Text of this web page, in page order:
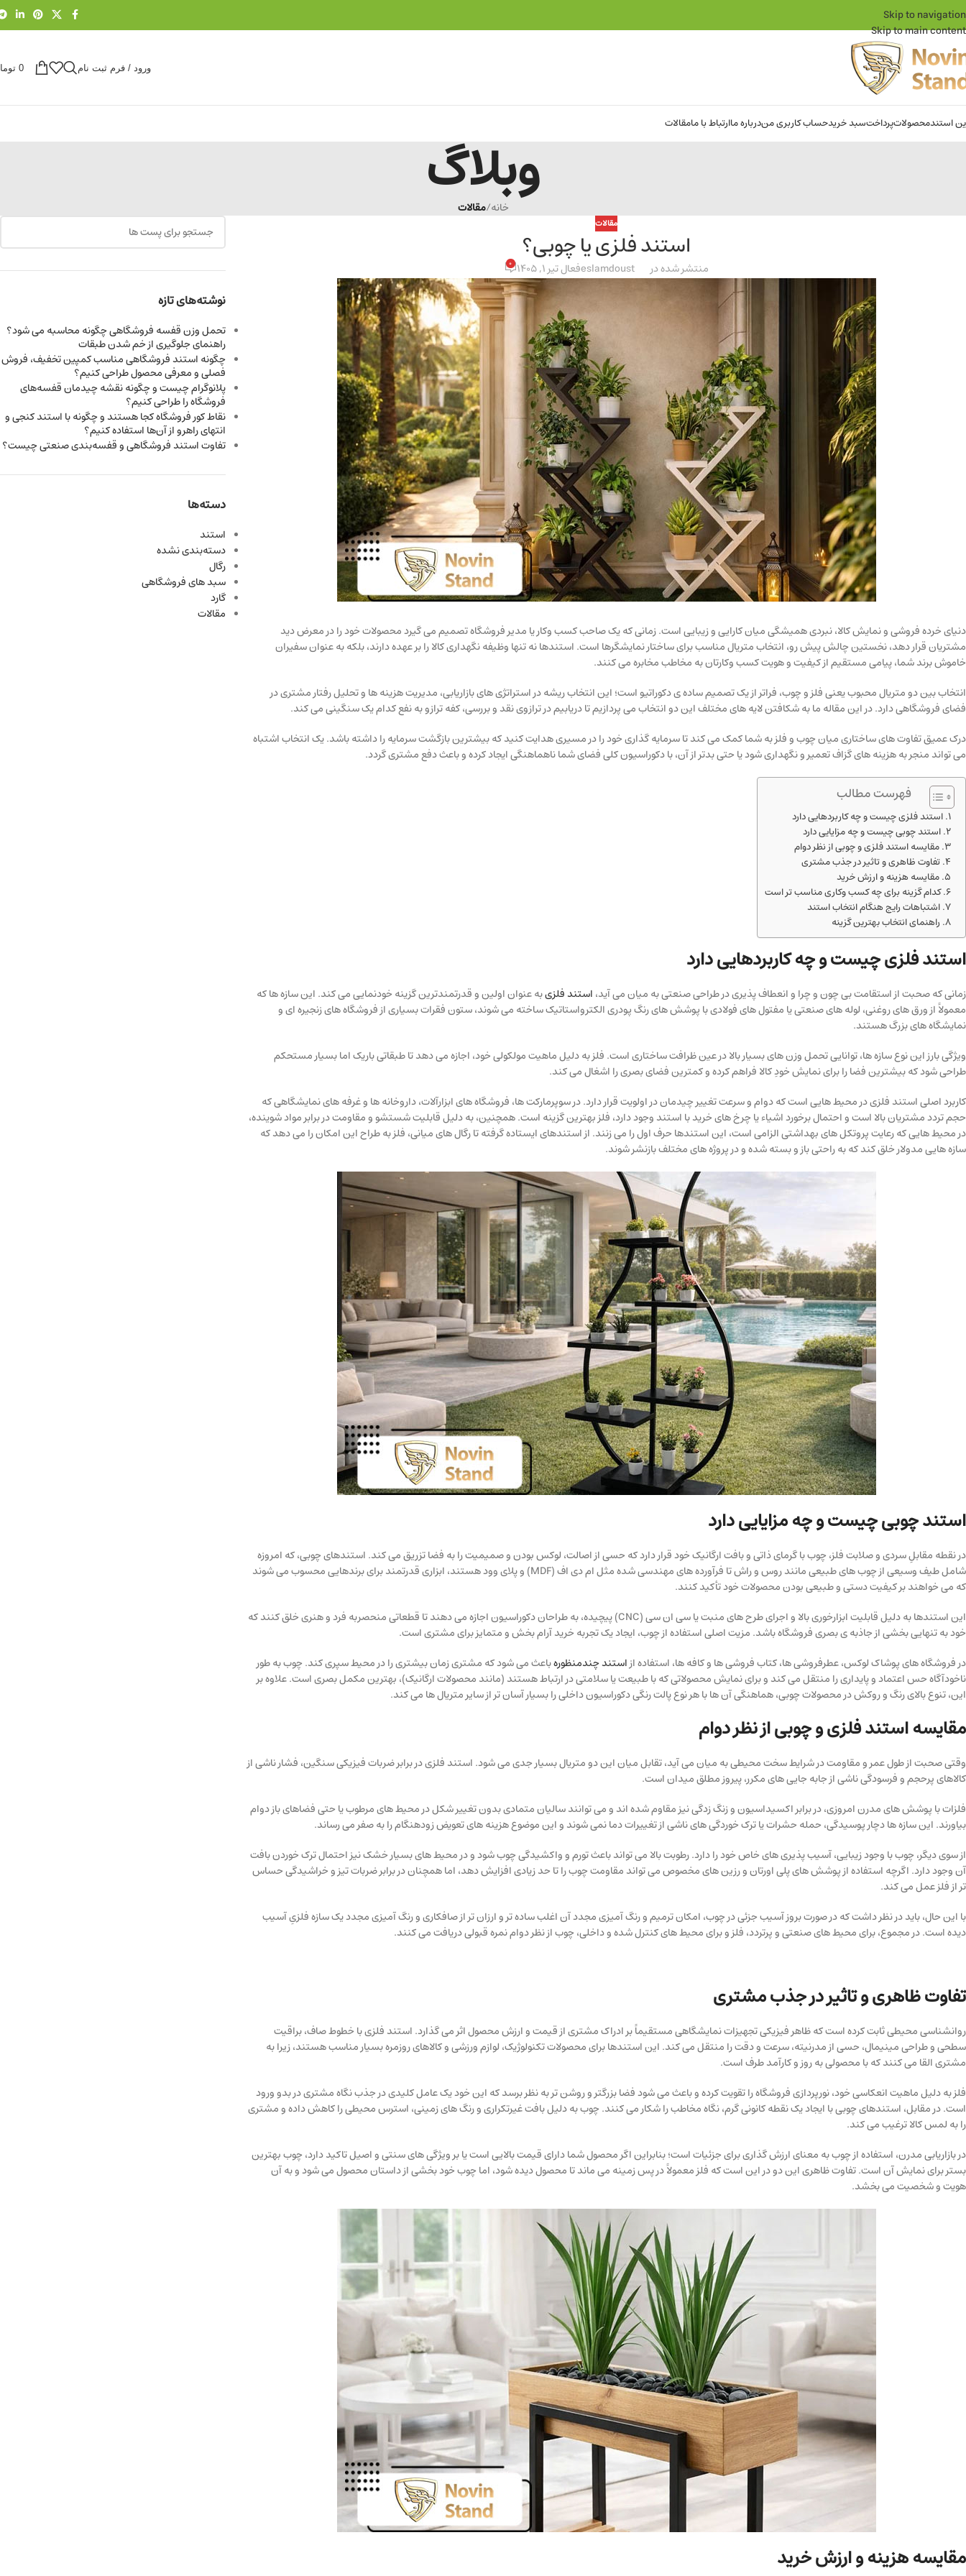
Skip to navigation
Skip to main content
ورود / فرم ثبت نام 0
استندمحصولاتپرداختسبد خریدحساب کاربری مندرباره ماارتباط با مامقالات
وبلاگ
خانه/مقالات
مقالات
استند فلزی یا چوبی؟
منتشر شده در eslamdoustفعال تیر 1, 1405 0
دنیای خرده فروشی و نمایش کالا، نبردی همیشگی میان کارایی و زیبایی است. زمانی که یک صاحب کسب وکار یا مدیر فروشگاه تصمیم می گیرد محصولات خود را در معرض دید
مشتریان قرار دهد، نخستین چالش پیش رو، انتخاب متریال مناسب برای ساختار نمایشگرها است. استندها نه تنها وظیفه نگهداری کالا را بر عهده دارند، بلکه به عنوان سفیران
خاموش برند شما، پیامی مستقیم از کیفیت و هویت کسب وکارتان به مخاطب مخابره می کنند.
انتخاب بین دو متریال محبوب یعنی فلز و چوب، فراتر از یک تصمیم ساده ی دکوراتیو است؛ این انتخاب ریشه در استراتژی های بازاریابی، مدیریت هزینه ها و تحلیل رفتار مشتری در
فضای فروشگاهی دارد. در این مقاله ما به شکافتن لایه های مختلف این دو انتخاب می پردازیم تا دریابیم در ترازوی نقد و بررسی، کفه ترازو به نفع کدام یک سنگینی می کند.
درک عمیق تفاوت های ساختاری میان چوب و فلز به شما کمک می کند تا سرمایه گذاری خود را در مسیری هدایت کنید که بیشترین بازگشت سرمایه را داشته باشد. یک انتخاب اشتباه
می تواند منجر به هزینه های گزاف تعمیر و نگهداری شود یا حتی بدتر از آن، با دکوراسیون کلی فضای شما ناهماهنگی ایجاد کرده و باعث دفع مشتری گردد.
فهرست مطالب
استند فلزی چیست و چه کاربردهایی دارد
استند چوبی چیست و چه مزایایی دارد
مقایسه استند فلزی و چوبی از نظر دوام
تفاوت ظاهری و تاثیر در جذب مشتری
مقایسه هزینه و ارزش خرید
کدام گزینه برای چه کسب وکاری مناسب تر است
اشتباهات رایج هنگام انتخاب استند
راهنمای انتخاب بهترین گزینه
استند فلزی چیست و چه کاربردهایی دارد
زمانی که صحبت از استقامت بی چون و چرا و انعطاف پذیری در طراحی صنعتی به میان می آید، استند فلزیبه عنوان اولین و قدرتمندترین گزینه خودنمایی می کند. این سازه ها که
معمولاً از ورق های روغنی، لوله های صنعتی یا مفتول های فولادی با پوشش های رنگ پودری الکترواستاتیک ساخته می شوند، ستون فقرات بسیاری از فروشگاه های زنجیره ای و
نمایشگاه های بزرگ هستند.
ویژگی بارز این نوع سازه ها، توانایی تحمل وزن های بسیار بالا در عین ظرافت ساختاری است. فلز به دلیل ماهیت مولکولی خود، اجازه می دهد تا طبقاتی باریک اما بسیار مستحکم
طراحی شود که بیشترین فضا را برای نمایش خودِ کالا فراهم کرده و کمترین فضای بصری را اشغال می کند.
کاربرد اصلی استند فلزی در محیط هایی است که دوام و سرعت تغییر چیدمان در اولویت قرار دارد. در سوپرمارکت ها، فروشگاه های ابزارآلات، داروخانه ها و غرفه های نمایشگاهی که
حجم تردد مشتریان بالا است و احتمال برخورد اشیاء یا چرخ های خرید با استند وجود دارد، فلز بهترین گزینه است. همچنین، به دلیل قابلیت شستشو و مقاومت در برابر مواد شوینده،
در محیط هایی که رعایت پروتکل های بهداشتی الزامی است، این استندها حرف اول را می زنند. از استندهای ایستاده گرفته تا رگال های میانی، فلز به طراح این امکان را می دهد که
سازه هایی مدولار خلق کند که به راحتی باز و بسته شده و در پروژه های مختلف بازنشر شوند.
استند چوبی چیست و چه مزایایی دارد
در نقطه مقابلِ سردی و صلابت فلز، چوب با گرمای ذاتی و بافت ارگانیک خود قرار دارد که حسی از اصالت، لوکس بودن و صمیمیت را به فضا تزریق می کند. استندهای چوبی، که امروزه
شامل طیف وسیعی از چوب های طبیعی مانند روس و راش تا فرآورده های مهندسی شده مثل ام دی اف (MDF) و پلای وود هستند، ابزاری قدرتمند برای برندهایی محسوب می شوند
که می خواهند بر کیفیت دستی و طبیعی بودن محصولات خود تأکید کنند.
این استندها به دلیل قابلیت ابزارخوری بالا و اجرای طرح های منبت یا سی ان سی (CNC) پیچیده، به طراحان دکوراسیون اجازه می دهند تا قطعاتی منحصربه فرد و هنری خلق کنند که
خود به تنهایی بخشی از جاذبه ی بصری فروشگاه باشد. مزیت اصلی استفاده از چوب، ایجاد یک تجربه خرید آرام بخش و متمایز برای مشتری است.
در فروشگاه های پوشاک لوکس، عطرفروشی ها، کتاب فروشی ها و کافه ها، استفاده ازاستند چندمنظورهباعث می شود که مشتری زمان بیشتری را در محیط سپری کند. چوب به طور
ناخودآگاه حس اعتماد و پایداری را منتقل می کند و برای نمایش محصولاتی که با طبیعت یا سلامتی در ارتباط هستند (مانند محصولات ارگانیک)، بهترین مکمل بصری است. علاوه بر
این، تنوع بالای رنگ و روکش در محصولات چوبی، هماهنگی آن ها با هر نوع پالت رنگی دکوراسیون داخلی را بسیار آسان تر از سایر متریال ها می کند.
مقایسه استند فلزی و چوبی از نظر دوام
وقتی صحبت از طول عمر و مقاومت در شرایط سخت محیطی به میان می آید، تقابل میان این دو متریال بسیار جدی می شود. استند فلزی در برابر ضربات فیزیکی سنگین، فشار ناشی از
کالاهای پرحجم و فرسودگی ناشی از جابه جایی های مکرر، پیروز مطلق میدان است.
فلزات با پوشش های مدرن امروزی، در برابر اکسیداسیون و زنگ زدگی نیز مقاوم شده اند و می توانند سالیان متمادی بدون تغییر شکل در محیط های مرطوب یا حتی فضاهای باز دوام
بیاورند. این سازه ها دچار پوسیدگی، حمله حشرات یا ترک خوردگی های ناشی از تغییرات دما نمی شوند و این موضوع هزینه های تعویض زودهنگام را به صفر می رساند.
از سوی دیگر، چوب با وجود زیبایی، آسیب پذیری های خاص خود را دارد. رطوبت بالا می تواند باعث تورم و واکشیدگی چوب شود و در محیط های بسیار خشک نیز احتمال ترک خوردن بافت
آن وجود دارد. اگرچه استفاده از پوشش های پلی اورتان و رزین های مخصوص می تواند مقاومت چوب را تا حد زیادی افزایش دهد، اما همچنان در برابر ضربات تیز و خراشیدگی حساس
تر از فلز عمل می کند.
با این حال، باید در نظر داشت که در صورت بروز آسیب جزئی در چوب، امکان ترمیم و رنگ آمیزی مجدد آن اغلب ساده تر و ارزان تر از صافکاری و رنگ آمیزی مجدد یک سازه فلزیِ آسیب
دیده است. در مجموع، برای محیط های صنعتی و پرتردد، فلز و برای محیط های کنترل شده و داخلی، چوب از نظر دوام نمره قبولی دریافت می کنند.
تفاوت ظاهری و تاثیر در جذب مشتری
روانشناسی محیطی ثابت کرده است که ظاهر فیزیکی تجهیزات نمایشگاهی مستقیماً بر ادراک مشتری از قیمت و ارزش محصول اثر می گذارد. استند فلزی با خطوط صاف، براقیت
سطحی و طراحی مینیمال، حسی از مدرنیته، سرعت و دقت را منتقل می کند. این استندها برای محصولات تکنولوژیک، لوازم ورزشی و کالاهای روزمره بسیار مناسب هستند، زیرا به
مشتری القا می کنند که با محصولی به روز و کارآمد طرف است.
فلز به دلیل ماهیت انعکاسی خود، نورپردازی فروشگاه را تقویت کرده و باعث می شود فضا بزرگتر و روشن تر به نظر برسد که این خود یک عامل کلیدی در جذب نگاه مشتری در بدو ورود
است. در مقابل، استندهای چوبی با ایجاد یک نقطه کانونی گرم، نگاه مخاطب را شکار می کنند. چوب به دلیل بافت غیرتکراری و رنگ های زمینی، استرس محیطی را کاهش داده و مشتری
را به لمس کالا ترغیب می کند.
در بازاریابی مدرن، استفاده از چوب به معنای ارزش گذاری برای جزئیات است؛ بنابراین اگر محصول شما دارای قیمت بالایی است یا بر ویژگی های سنتی و اصیل تاکید دارد، چوب بهترین
بستر برای نمایش آن است. تفاوت ظاهری این دو در این است که فلز معمولاً در پس زمینه می ماند تا محصول دیده شود، اما چوب خود بخشی از داستان محصول می شود و به آن
هویت و شخصیت می بخشد.
مقایسه هزینه و ارزش خرید
نوشته‌های تازه
تحمل وزن قفسه فروشگاهی چگونه محاسبه می شود؟
راهنمای جلوگیری از خم شدن طبقات
چگونه استند فروشگاهی مناسب کمپین تخفیف، فروش
فصلی و معرفی محصول طراحی کنیم؟
پلانوگرام چیست و چگونه نقشه چیدمان قفسه‌های
فروشگاه را طراحی کنیم؟
نقاط کور فروشگاه کجا هستند و چگونه با استند کنجی و
انتهای راهرو از آن‌ها استفاده کنیم؟
تفاوت استند فروشگاهی و قفسه‌بندی صنعتی چیست؟
دسته‌ها
استند
دسته‌بندی نشده
رگال
سبد های فروشگاهی
گارد
مقالات